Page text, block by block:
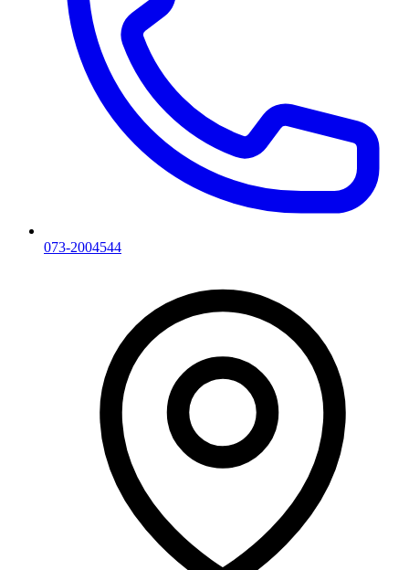
073-2004544